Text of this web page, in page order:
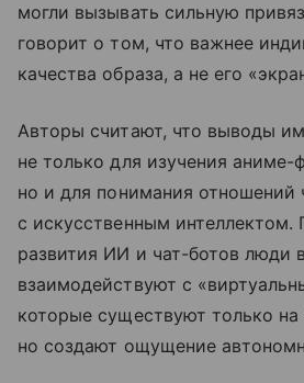
могли вызывать сильную
говорит о том, что важнее
качества образа, а не его
Авторы считают, что выводы
не только для изучения аниме-
но и для понимания отношений
с искусственным интеллектом.
развития ИИ и чат-ботов люди
взаимодействуют с
которые существуют только на
но создают ощущение